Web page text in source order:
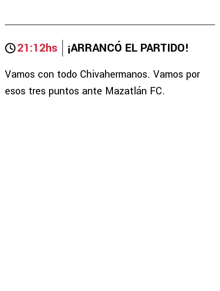
21:12hs ¡ARRANCÓ EL PARTIDO!
Vamos con todo Chivahermanos. Vamos por
esos tres puntos ante Mazatlán FC.